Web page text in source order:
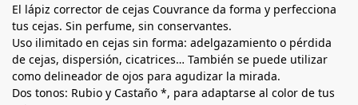
El lápiz corrector de cejas Couvrance da forma y perfecciona
tus cejas. Sin perfume, sin conservantes.
Uso ilimitado en cejas sin forma: adelgazamiento o pérdida
de cejas, dispersión, cicatrices… También se puede utilizar
como delineador de ojos para agudizar la mirada.
Dos tonos: Rubio y Castaño *, para adaptarse al color de tus